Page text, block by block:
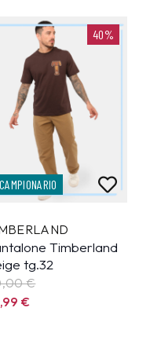
40%
CAMPIONARIO
Timberland
tg.32
€
€